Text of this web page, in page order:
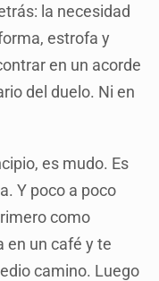
la necesidad
estrofa y
en un acorde
del duelo. Ni en
es mudo. Es
Y poco a poco
como
en un café y te
camino. Luego